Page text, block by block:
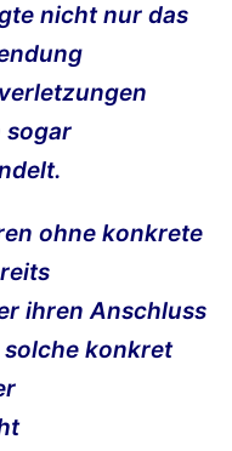
nicht nur das
sogar
ohne konkrete
ihren Anschluss
konkret